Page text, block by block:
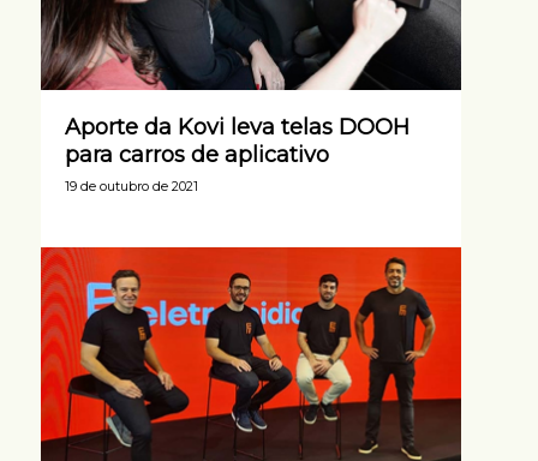
Aporte da Kovi leva telas DOOH
para carros de aplicativo
19 de outubro de 2021